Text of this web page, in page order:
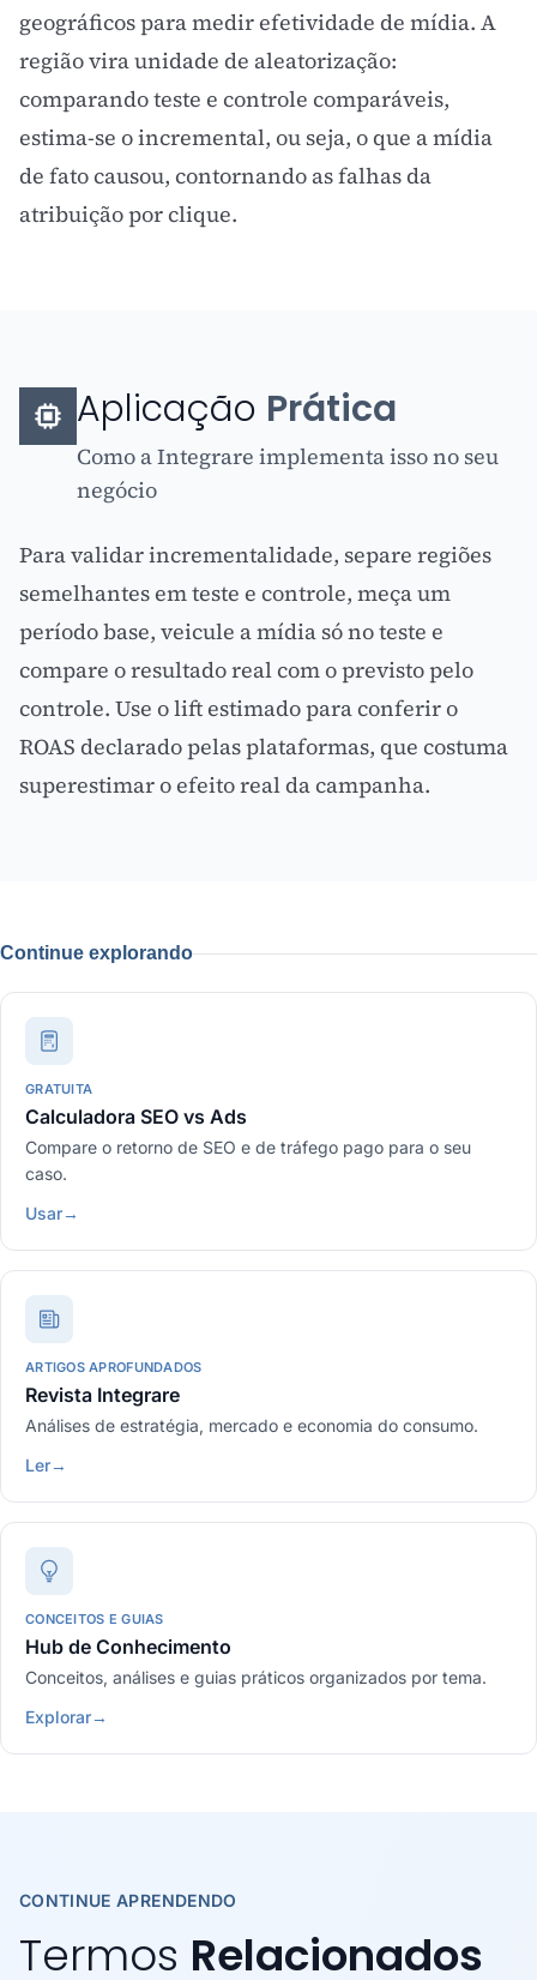
geográficos para medir efetividade de mídia. A
região vira unidade de aleatorização:
comparando teste e controle comparáveis,
estima-se o incremental, ou seja, o que a mídia
de fato causou, contornando as falhas da
atribuição por clique.
Aplicação Prática
Como a Integrare implementa isso no seu
negócio
Para validar incrementalidade, separe regiões
semelhantes em teste e controle, meça um
período base, veicule a mídia só no teste e
compare o resultado real com o previsto pelo
controle. Use o lift estimado para conferir o
ROAS declarado pelas plataformas, que costuma
superestimar o efeito real da campanha.
Continue explorando
GRATUITA
Calculadora SEO vs Ads
Compare o retorno de SEO e de tráfego pago para o seu
caso.
Usar→
ARTIGOS APROFUNDADOS
Revista Integrare
Análises de estratégia, mercado e economia do consumo.
Ler→
CONCEITOS E GUIAS
Hub de Conhecimento
Conceitos, análises e guias práticos organizados por tema.
Explorar→
CONTINUE APRENDENDO
Termos Relacionados